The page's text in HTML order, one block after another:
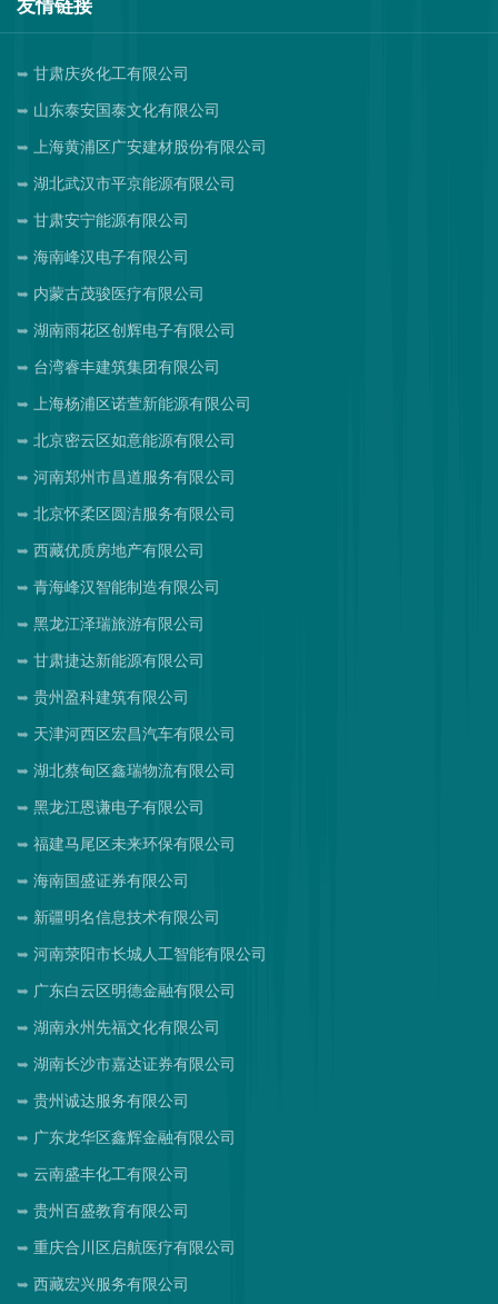
友情链接
甘肃庆炎化工有限公司
山东泰安国泰文化有限公司
上海黄浦区广安建材股份有限公司
湖北武汉市平京能源有限公司
甘肃安宁能源有限公司
海南峰汉电子有限公司
内蒙古茂骏医疗有限公司
湖南雨花区创辉电子有限公司
台湾睿丰建筑集团有限公司
上海杨浦区诺萱新能源有限公司
北京密云区如意能源有限公司
河南郑州市昌道服务有限公司
北京怀柔区圆洁服务有限公司
西藏优质房地产有限公司
青海峰汉智能制造有限公司
黑龙江泽瑞旅游有限公司
甘肃捷达新能源有限公司
贵州盈科建筑有限公司
天津河西区宏昌汽车有限公司
湖北蔡甸区鑫瑞物流有限公司
黑龙江恩谦电子有限公司
福建马尾区未来环保有限公司
海南国盛证券有限公司
新疆明名信息技术有限公司
河南荥阳市长城人工智能有限公司
广东白云区明德金融有限公司
湖南永州先福文化有限公司
湖南长沙市嘉达证券有限公司
贵州诚达服务有限公司
广东龙华区鑫辉金融有限公司
云南盛丰化工有限公司
贵州百盛教育有限公司
重庆合川区启航医疗有限公司
西藏宏兴服务有限公司